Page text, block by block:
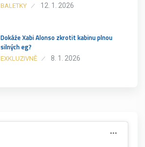
BALETKY 12. 1. 2026
Dokáže Xabi Alonso zkrotit kabinu plnou
silných eg?
EXKLUZIVNĚ 8. 1. 2026